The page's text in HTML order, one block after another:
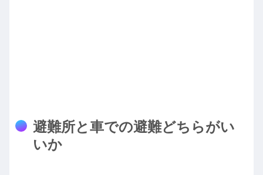
避難所と車での避難どちらがい
いか